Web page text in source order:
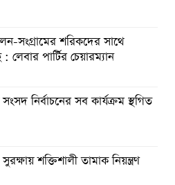
হবে, সে যত শক্তিশালীই হোক
দিবসে ব্যারিস্টার মীর হেলাল
মাফিয়া ও দুর্বৃত্তায়নের
জুলাই-আগস্ট প্রত্যাশা আর প্রাপ্তি
ভেতরে তহশিলদার
সংগ্রামের শরিকদের সাথে
লেবার পার্টির চেয়ারম্যান
নির্বাচনের সব কার্যক্রম স্থগিত
শক্তিশালী তামাক নিয়ন্ত্রণ